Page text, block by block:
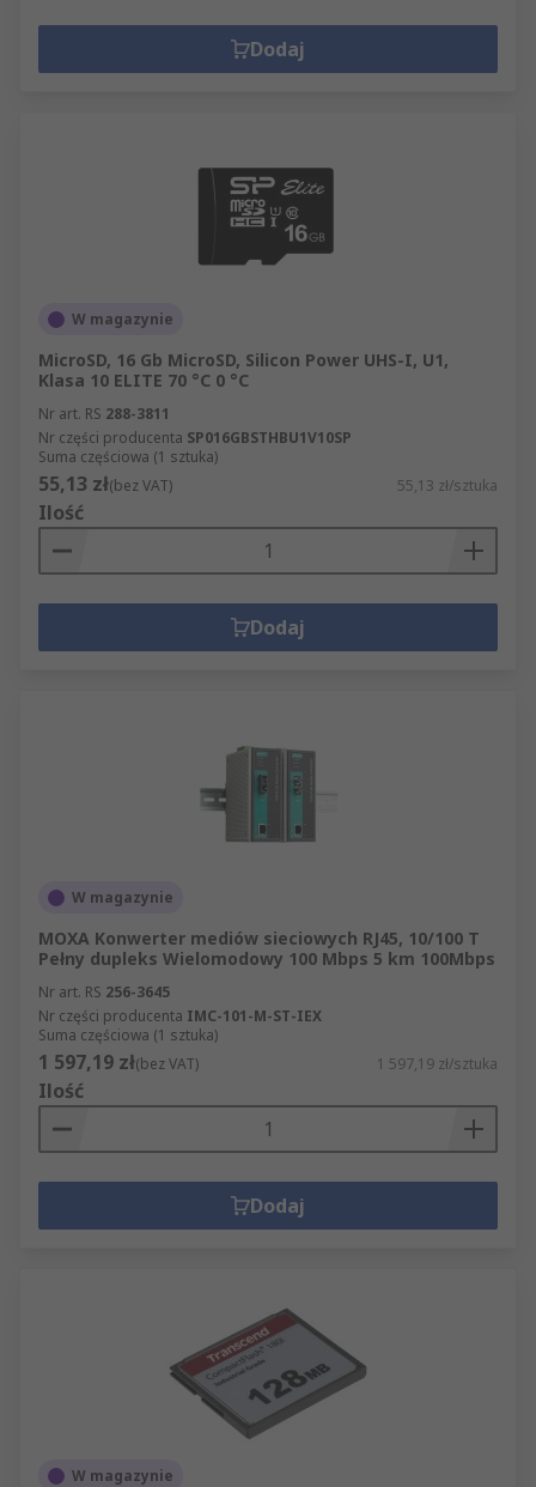
Dodaj
W magazynie
MicroSD, 16 Gb MicroSD, Silicon Power UHS-I, U1,
Klasa 10 ELITE 70 °C 0 °C
Nr art. RS 288-3811
Nr części producenta SP016GBSTHBU1V10SP
Suma częściowa (1 sztuka)
55,13 zł(bez VAT) 55,13 zł/sztuka
Ilość
Dodaj
W magazynie
MOXA Konwerter mediów sieciowych RJ45, 10/100 T
Pełny dupleks Wielomodowy 100 Mbps 5 km 100Mbps
Nr art. RS 256-3645
Nr części producenta IMC-101-M-ST-IEX
Suma częściowa (1 sztuka)
1 597,19 zł(bez VAT) 1 597,19 zł/sztuka
Ilość
Dodaj
W magazynie